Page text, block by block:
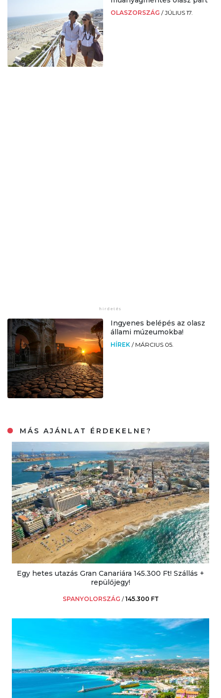
OLASZORSZÁG /JÚLIUS 17.
Ingyenes belépés az olasz
állami múzeumokba!
HÍREK / MÁRCIUS 05.
MÁS AJÁNLAT ÉRDEKELNE?
Egy hetes utazás Gran Canariára 145.300 Ft! Szállás +
repülőjegy!
SPANYOLORSZÁG /145.300 FT